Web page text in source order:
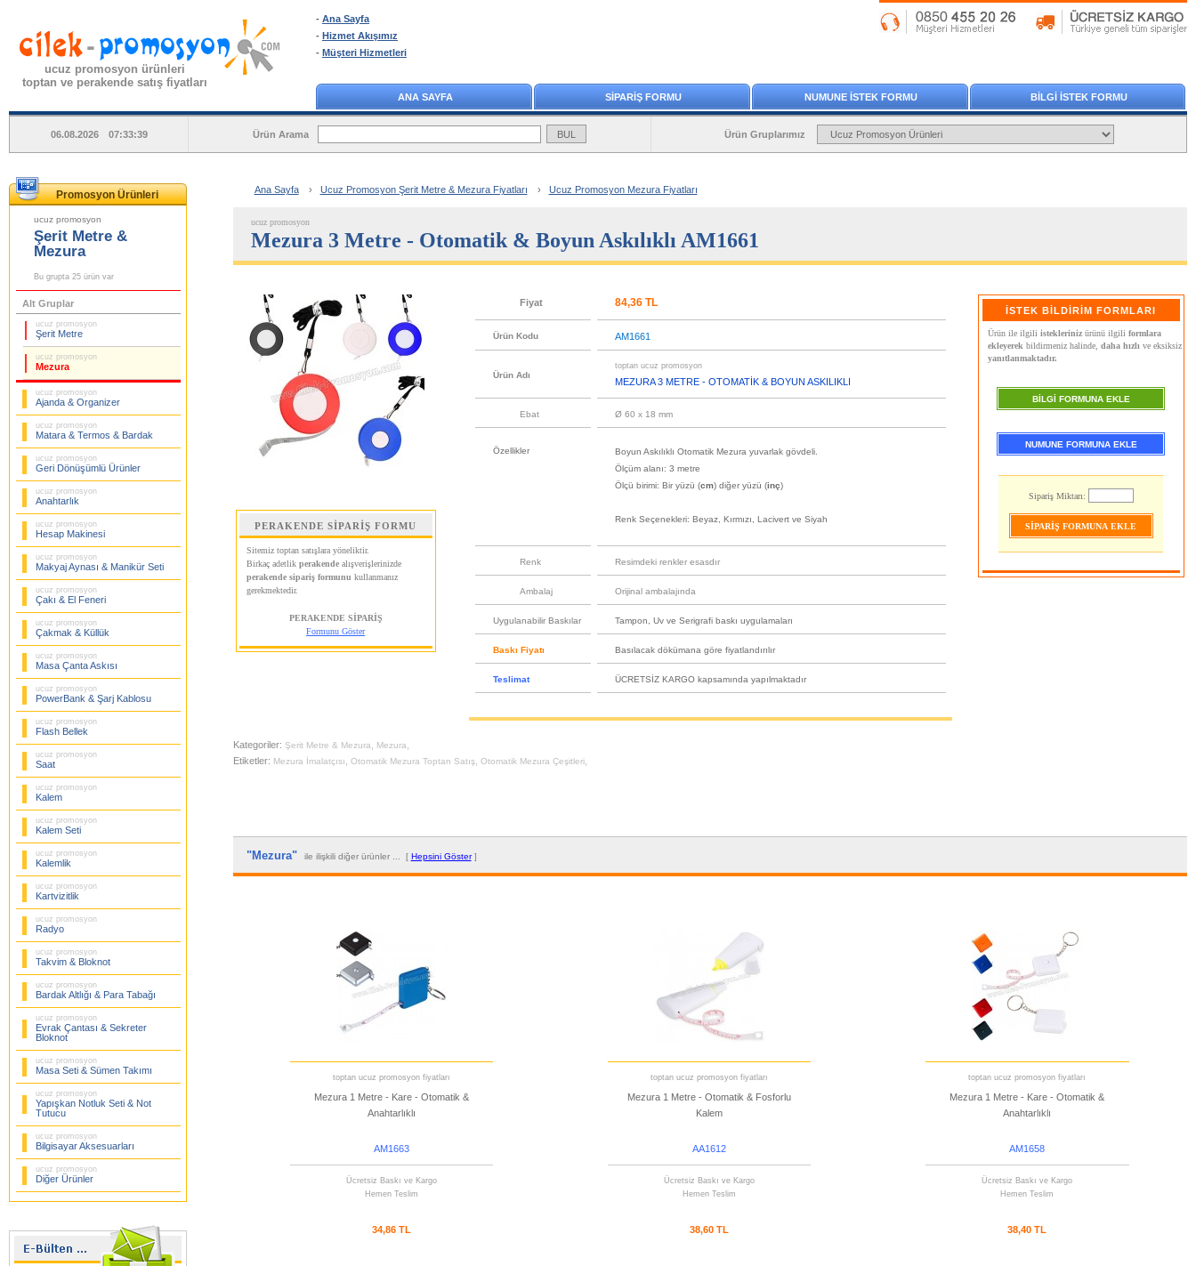
ucuz promosyon ürünleri
toptan ve perakende satış fiyatları
- Ana Sayfa
- Hizmet Akışımız
- Müşteri Hizmetleri
ANA SAYFA SİPARİŞ FORMU NUMUNE İSTEK FORMU BİLGİ İSTEK FORMU
06.08.2026 07:33:39 Ürün Arama Ürün Gruplarımız
Promosyon Ürünleri
ucuz promosyon
Şerit Metre &
Mezura
Bu grupta 25 ürün var
Alt Gruplar
ucuz promosyon
Şerit Metre
ucuz promosyon
Mezura
ucuz promosyon
Ajanda & Organizer
ucuz promosyon
Matara & Termos & Bardak
ucuz promosyon
Geri Dönüşümlü Ürünler
ucuz promosyon
Anahtarlık
ucuz promosyon
Hesap Makinesi
ucuz promosyon
Makyaj Aynası & Manikür Seti
ucuz promosyon
Çakı & El Feneri
ucuz promosyon
Çakmak & Küllük
ucuz promosyon
Masa Çanta Askısı
ucuz promosyon
PowerBank & Şarj Kablosu
ucuz promosyon
Flash Bellek
ucuz promosyon
Saat
ucuz promosyon
Kalem
ucuz promosyon
Kalem Seti
ucuz promosyon
Kalemlik
ucuz promosyon
Kartvizitlik
ucuz promosyon
Radyo
ucuz promosyon
Takvim & Bloknot
ucuz promosyon
Bardak Altlığı & Para Tabağı
ucuz promosyon
Evrak Çantası & Sekreter
Bloknot
ucuz promosyon
Masa Seti & Sümen Takımı
ucuz promosyon
Yapışkan Notluk Seti & Not
Tutucu
ucuz promosyon
Bilgisayar Aksesuarları
ucuz promosyon
Diğer Ürünler
Ana Sayfa › Ucuz Promosyon Şerit Metre & Mezura Fiyatları › Ucuz Promosyon Mezura Fiyatları
ucuz promosyon
Mezura 3 Metre - Otomatik & Boyun Askılıklı AM1661
PERAKENDE SİPARİŞ FORMU
Sitemiz toptan satışlara yöneliktir.
Birkaç adetlik perakendealışverişlerinizde
perakende sipariş formunu kullanmanız
gerekmektedir.
PERAKENDE SİPARİŞ
Formunu Göster
Fiyat 84,36 TL
Ürün Kodu AM1661
Ürün Adı
toptan ucuz promosyon
MEZURA 3 METRE - OTOMATİK & BOYUN ASKILIKLI
Ebat Ø 60 x 18 mm
Özellikler
Boyun Askılıklı Otomatik Mezura yuvarlak gövdeli.
Ölçüm alanı: 3 metre
Ölçü birimi: Bir yüzü (cm) diğer yüzü (inç)
Renk Seçenekleri: Beyaz, Kırmızı, Lacivert ve Siyah
Renk Resimdeki renkler esasdır
Ambalaj Orijinal ambalajında
Uygulanabilir Baskılar Tampon, Uv ve Serigrafi baskı uygulamaları
Baskı Fiyatı Basılacak dökümana göre fiyatlandırılır
Teslimat ÜCRETSİZ KARGO kapsamında yapılmaktadır
İSTEK BİLDİRİM FORMLARI
Ürün ile ilgili isteklerinizürünü ilgili formlara
ekleyerek bildirmeniz halinde, daha hızlı ve eksiksiz
yanıtlanmaktadır.
BİLGİ FORMUNA EKLE
NUMUNE FORMUNA EKLE
Sipariş Miktarı:
Kategoriler: Şerit Metre & Mezura Mezura
Etiketler: Mezura İmalatçısı Otomatik Mezura Toptan Satış, Otomatik Mezura Çeşitleri,
"Mezura" ile ilişkili diğer ürünler ... [ Hepsini Göster]
toptan ucuz promosyon fiyatları
Mezura 1 Metre - Kare - Otomatik &
Anahtarlıklı
AM1663
Ücretsiz Baskı ve Kargo
Hemen Teslim
34,86 TL
toptan ucuz promosyon fiyatları
Mezura 1 Metre - Otomatik & Fosforlu
Kalem
AA1612
Ücretsiz Baskı ve Kargo
Hemen Teslim
38,60 TL
toptan ucuz promosyon fiyatları
Mezura 1 Metre - Kare - Otomatik &
Anahtarlıklı
AM1658
Ücretsiz Baskı ve Kargo
Hemen Teslim
38,40 TL